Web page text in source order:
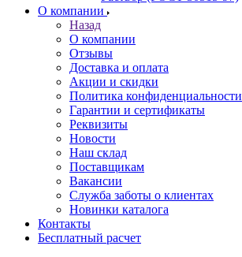
О компании
Назад
О компании
Отзывы
Доставка и оплата
Акции и скидки
Политика конфиденциальности
Гарантии и сертификаты
Реквизиты
Новости
Наш склад
Поставщикам
Вакансии
Служба заботы о клиентах
Новинки каталога
Контакты
Бесплатный расчет